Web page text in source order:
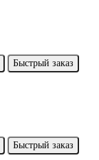
Быстрый заказ
Быстрый заказ